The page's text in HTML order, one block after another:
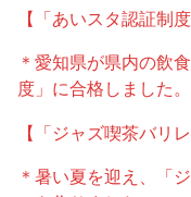
【「あいスタ認証制
＊愛知県が県内の飲
度」に合格しました。
【「ジャズ喫茶バリ
＊暑い夏を迎え、「